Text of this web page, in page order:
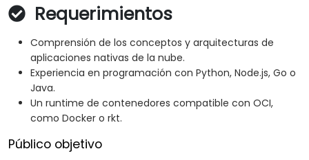
Requerimientos
Comprensión de los conceptos y arquitecturas de
aplicaciones nativas de la nube.
Experiencia en programación con Python, Node.js, Go o
Java.
Un runtime de contenedores compatible con OCI,
como Docker o rkt.
Público objetivo